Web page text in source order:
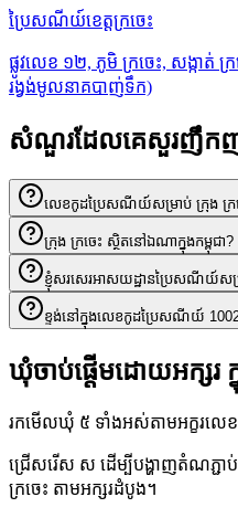
ប្រៃសណីយ៍ខេត្តក្រចេះ
ផ្លូវលេខ ១២, ភូមិ ក្រចេះ, សង្កាត់ ក្
រង្វង់មូលនាគបាញ់ទឹក)
សំណួរដែលគេសួរញឹក
លេខកូដប្រៃសណីយ៍សម្រាប់ ក្រុង ក្រច
ក្រុង ក្រចេះ ស្ថិតនៅឯណាក្នុងកម្ពុជា?
ខ្ញុំសរសេរអាសយដ្ឋានប្រៃសណីយ៍សម្រ
ខ្ទង់នៅក្នុងលេខកូដប្រៃសណីយ៍
ឃុំចាប់ផ្តើមដោយអក្សរ ក្
រកមើលឃុំ ៥ ទាំងអស់តាមអក្ខរលេ
ជ្រើសរើស ស ដើម្បីបង្ហាញតំណភ្ជ
ក្រចេះ តាមអក្សរដំបូង។